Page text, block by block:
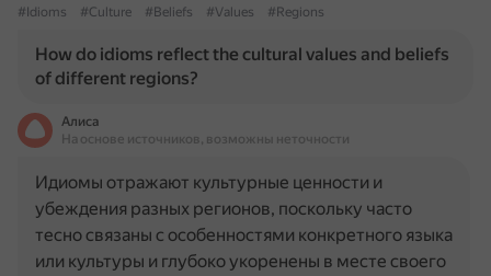
#Idioms
#Culture #Beliefs #Values #Regions
How do idioms reflect the cultural values and beliefs
of different regions?
Алиса
На основе источников, возможны неточности
Идиомы отражают культурные ценности и
убеждения разных регионов, поскольку часто
тесно связаны с особенностями конкретного языка
или культуры и глубоко укоренены в месте своего